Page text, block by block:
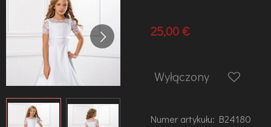
25,00 €
Wyłączony
Numer artykułu: B24180